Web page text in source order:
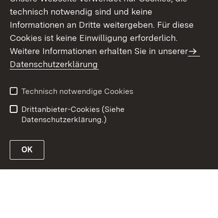
Barrierefreiheit
technisch notwendig sind und keine
Informationen an Dritte weitergeben. Für diese
Cookies ist keine Einwilligung erforderlich.
Weitere Informationen erhalten Sie in unserer
Datenschutzerklärung
Technisch notwendige Cookies
Drittanbieter-Cookies (Siehe
Datenschutzerklärung.)
OK